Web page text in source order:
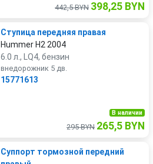
442,5 BYN 398,25 BYN
Ступица передняя правая
Hummer H2 2004
6.0 л., LQ4, бензин
внедорожник 5 дв.
15771613
В наличии
295 BYN 265,5 BYN
Суппорт тормозной передний